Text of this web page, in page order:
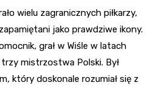
wielu zagranicznych piłkarzy,
jako prawdziwe ikony.
grał w Wiśle w latach
mistrzostwa Polski. Był
który doskonale rozumiał się z